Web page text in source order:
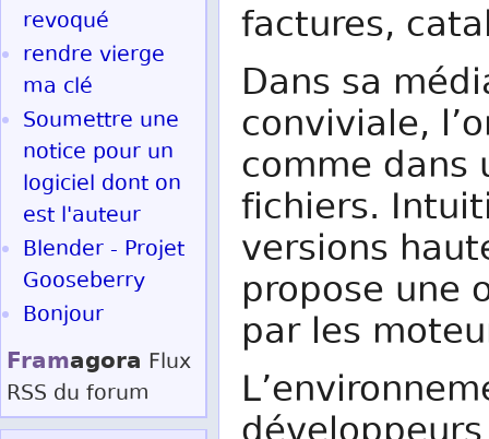
factures,
Dans sa
conviviale,
comme dans
fichiers.
versions
propose une
par les
revoqué
rendre vierge
ma clé
Soumettre une
notice pour un
logiciel dont on
est l'auteur
Blender - Projet
Gooseberry
Bonjour
Framagora Flux
RSS du forum